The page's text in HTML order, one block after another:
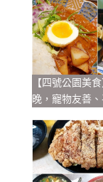
【四號公園美
晚，寵物友善